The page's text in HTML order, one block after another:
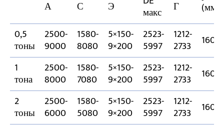
(мм)
А С Э макс
Г
0,5
тоны
2500-
9000
1580-
8080
5×150-
9×200
2523-
5997
1212-
2733
1
тона
2500-
8000
1580-
7080
5×150-
9×200
2523-
5997
1212-
2733
2
тоны
2500-
6000
1580-
5080
5×150-
9×200
2523-
5997
1212-
2733